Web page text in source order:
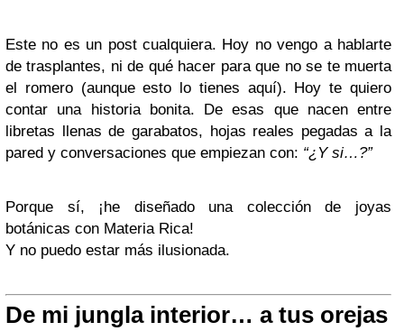
Este no es un post cualquiera. Hoy no vengo a hablarte
de trasplantes, ni de qué hacer para que no se te muerta
el romero (aunque esto lo tienes aquí). Hoy te quiero
contar una historia bonita. De esas que nacen entre
libretas llenas de garabatos, hojas reales pegadas a la
pared y conversaciones que empiezan con: “¿Y si…?”
Porque sí, ¡he diseñado una colección de joyas
botánicas con Materia Rica!
Y no puedo estar más ilusionada.
De mi jungla interior… a tus orejas